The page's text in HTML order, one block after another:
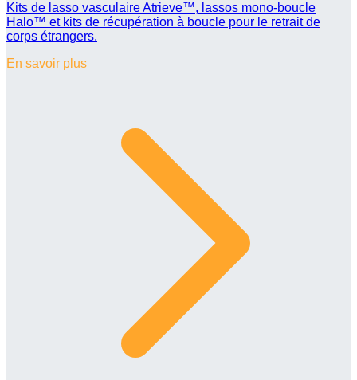
Kits de lasso vasculaire Atrieve™, lassos mono-boucle
Halo™ et kits de récupération à boucle pour le retrait de
corps étrangers.
En savoir plus